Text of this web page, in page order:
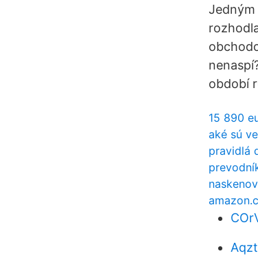
Jedným
období
15 890
aké sú
pravidlá